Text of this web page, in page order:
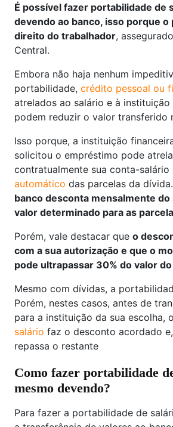
É possível fazer portabilidade de
devendo ao banco, isso porque o
direito do trabalhador,
Central.
Embora não haja nenhum
portabilidade, crédito pessoal ou
atrelados ao salário e à
podem reduzir o valor transferido
Isso porque, a instituição
solicitou o empréstimo pode
contratualmente sua conta-salário
automático das parcelas da
banco desconta mensalmente do
valor determinado para as
Porém, vale destacar que o
com a sua autorização e que o
pode ultrapassar 30% do valor
Mesmo com dívidas, a
Porém, nestes casos, antes de
para a instituição da sua escolha,
salário faz o desconto acordado
repassa o restante
Como fazer portabilidade
mesmo devendo?
Para fazer a portabilidade de